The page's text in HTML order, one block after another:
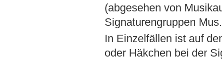
(abgesehen von
Signaturengruppen
In Einzelfällen ist auf
oder Häkchen bei der